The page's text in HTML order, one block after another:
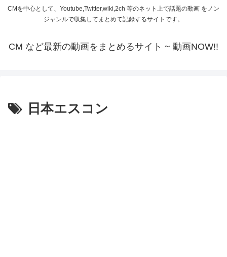
CMを中心として、Youtube,Twitter,wiki,2ch 等のネット上で話題の動画 をノン
ジャンルで収集してまとめて記録するサイトです。
CM など最新の動画をまとめるサイト ~ 動画NOW!!
日本エスコン